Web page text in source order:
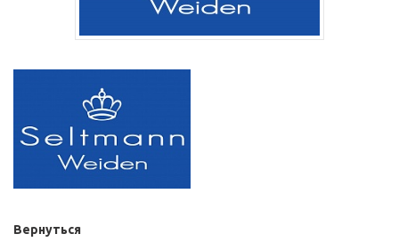
Вернуться